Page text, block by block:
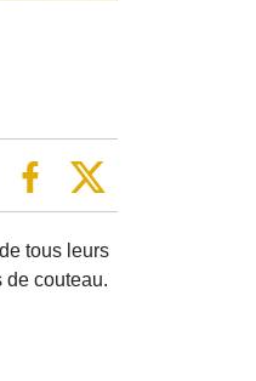
tous leurs
de couteau.